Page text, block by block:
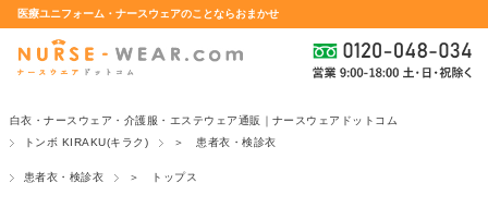
医療ユニフォーム・ナースウェアのことならおまかせ
白衣・ナースウェア・介護服・エステウェア通販｜ナースウェアドットコム
トンボ KIRAKU(キラク)
＞ 患者衣・検診衣
患者衣・検診衣 ＞ トップス